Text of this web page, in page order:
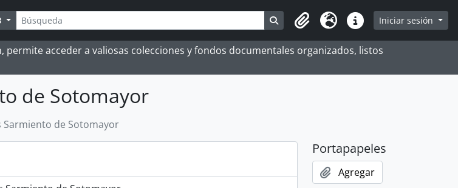
Search options Search in browse page
Portapapeles
Idioma Enlaces rápidos
Iniciar sesión
acceder a valiosas colecciones y fondos documentales organizados, listos
de Sotomayor
Sarmiento de Sotomayor
Portapapeles
Agregar